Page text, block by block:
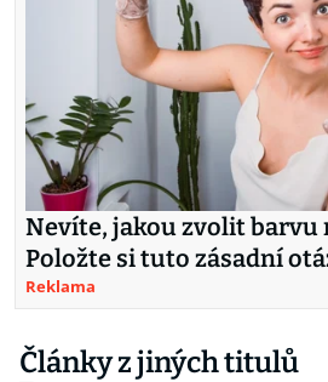
Nevíte, jakou zvolit barvu
Položte si tuto zásadní
Reklama
Články z jiných titulů